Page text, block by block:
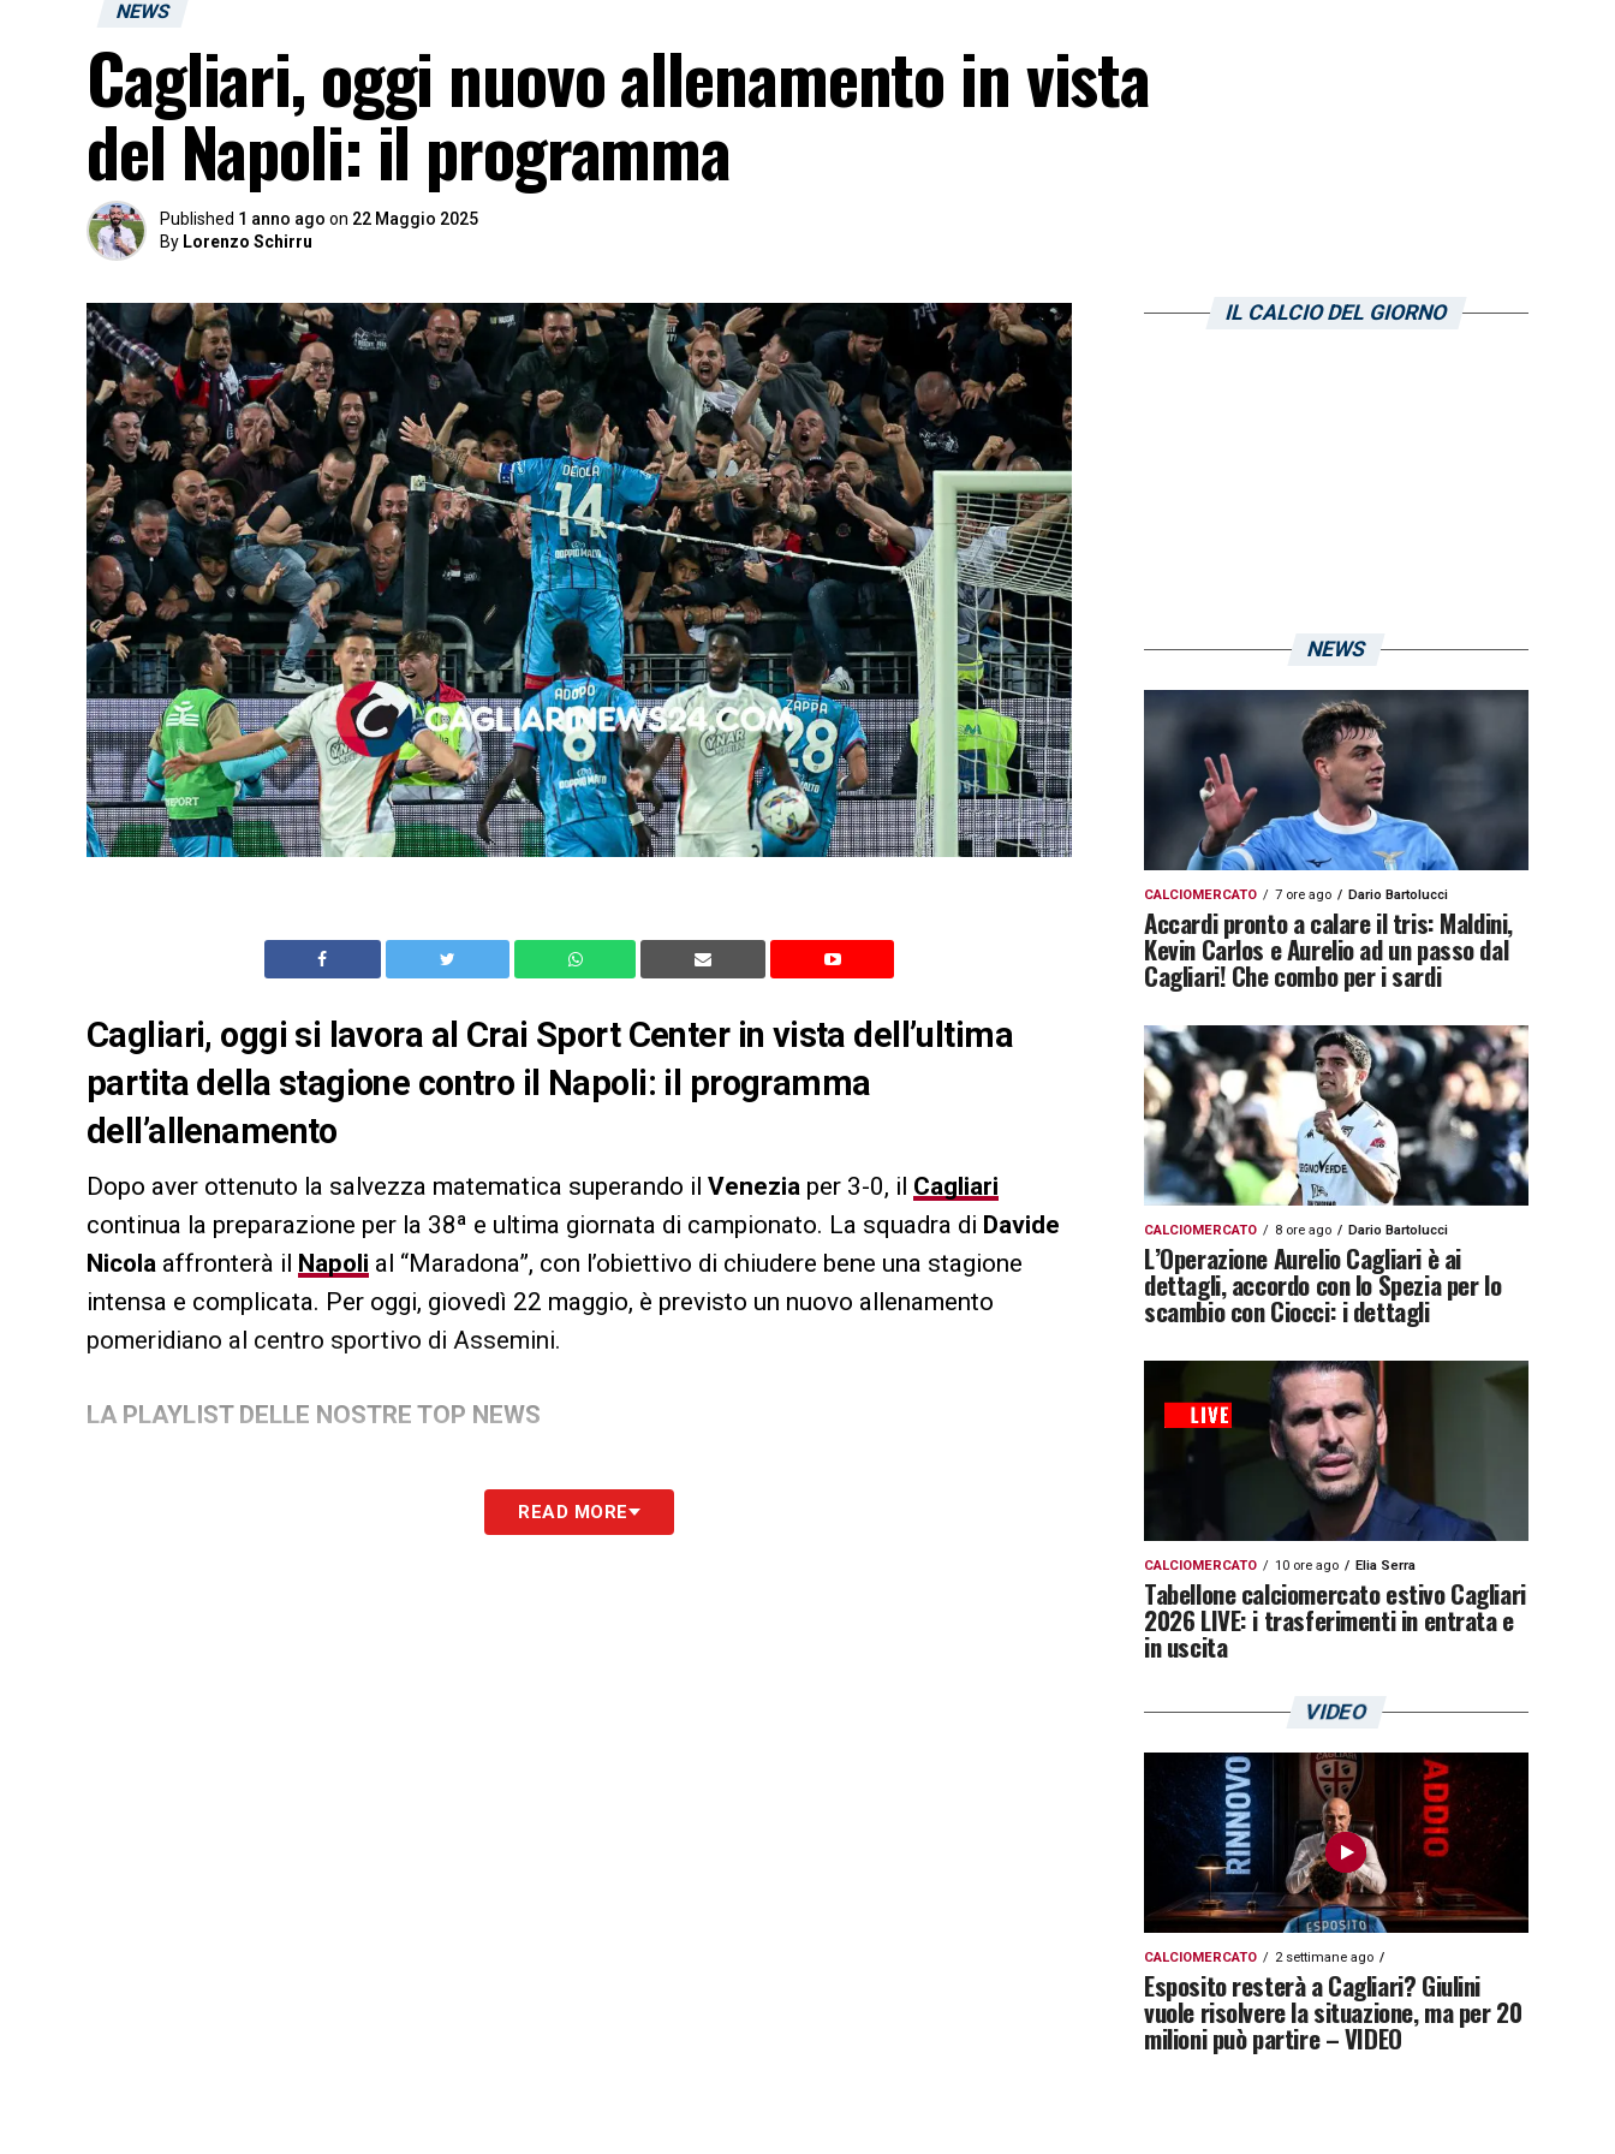
NEWS
Cagliari, oggi nuovo allenamento in vista
del Napoli: il programma
Published 1 anno ago on 22 Maggio 2025
By Lorenzo Schirru
Cagliari, oggi si lavora al Crai Sport Center in vista dell’ultima
partita della stagione contro il Napoli: il programma
dell’allenamento
Dopo aver ottenuto la salvezza matematica superando il Venezia per 3-0, il Cagliari
continua la preparazione per la 38ª e ultima giornata di campionato. La squadra di Davide
Nicola affronterà il Napoli al “Maradona”, con l’obiettivo di chiudere bene una stagione
intensa e complicata. Per oggi, giovedì 22 maggio, è previsto un nuovo allenamento
pomeridiano al centro sportivo di Assemini.
LA PLAYLIST DELLE NOSTRE TOP NEWS
READ MORE
IL CALCIO DEL GIORNO
NEWS
CALCIOMERCATO 7 ore ago Dario Bartolucci
Accardi pronto a calare il tris: Maldini,
Kevin Carlos e Aurelio ad un passo dal
Cagliari! Che combo per i sardi
CALCIOMERCATO 8 ore ago Dario Bartolucci
L’Operazione Aurelio Cagliari è ai
dettagli, accordo con lo Spezia per lo
scambio con Ciocci: i dettagli
CALCIOMERCATO 10 ore ago Elia Serra
Tabellone calciomercato estivo Cagliari
2026 LIVE: i trasferimenti in entrata e
in uscita
VIDEO
CALCIOMERCATO 2 settimane ago
Esposito resterà a Cagliari? Giulini
vuole risolvere la situazione, ma per 20
milioni può partire – VIDEO